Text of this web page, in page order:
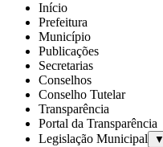
Início
Prefeitura
Município
Publicações
Secretarias
Conselhos
Conselho Tutelar
Transparência
Portal da Transparência
Legislação Municipal
▼